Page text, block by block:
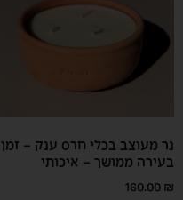
נר מעוצב בכלי חרס ענק – זמן
בעירה ממושך – איכותי
160.00 ₪